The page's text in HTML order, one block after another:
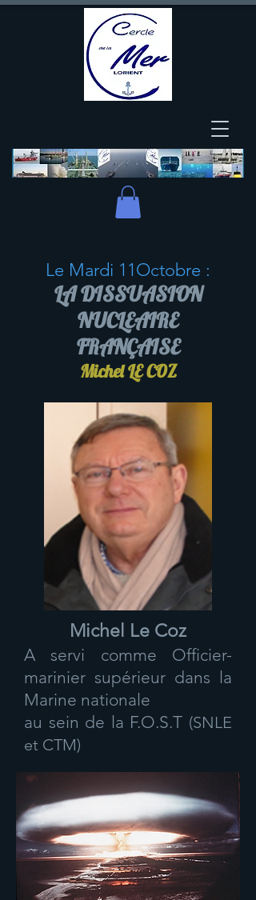
Le Mardi 11Octobre :
LA DISSUASION
NUCLEAIRE
FRANÇAISE
Michel LE COZ
Michel Le Coz
A servi comme Officier-
marinier supérieur dans la
Marine nationale
au sein de la F.O.S.T (SNLE
et CTM)